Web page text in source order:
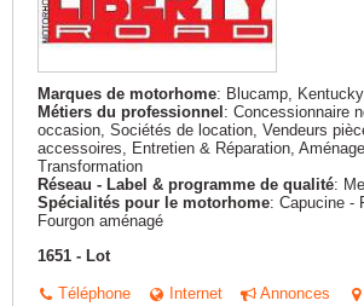
Marques de motorhome: Blucamp,
Métiers du professionnel: Concessionnaire
occasion, Sociétés de location, Vendeurs
accessoires, Entretien & Réparation,
Transformation
Réseau - Label & programme de qualité:
Spécialités pour le motorhome: Capucine -
Fourgon aménagé
1651 - Lot
Téléphone Internet Annonces